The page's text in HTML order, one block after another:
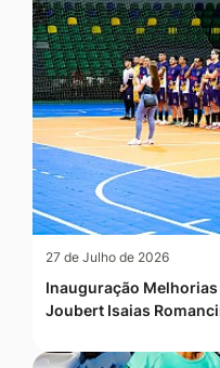
27 de Julho de 2026
Inauguração
Joubert Isaias